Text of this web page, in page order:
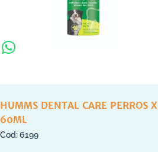
HUMMS DENTAL CARE PERROS X
60ML
6199